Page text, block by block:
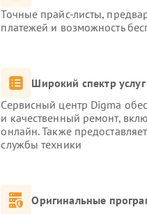
Точные прайс-листы,
платежей и возможность
Широкий спектр услуг
Сервисный центр Digma
и качественный ремонт,
онлайн. Также
службы техники
Оригинальные